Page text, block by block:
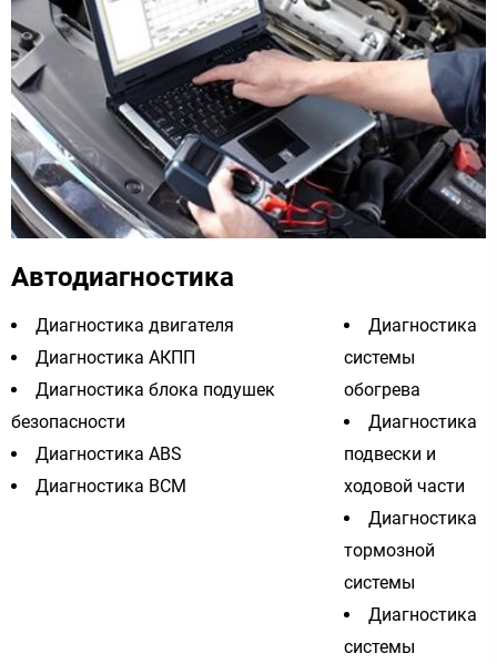
Автодиагностика
Диагностика двигателя
Диагностика АКПП
Диагностика блока подушек
безопасности
Диагностика ABS
Диагностика BCM
Диагностика
системы
обогрева
Диагностика
подвески и
ходовой части
Диагностика
тормозной
системы
Диагностика
системы